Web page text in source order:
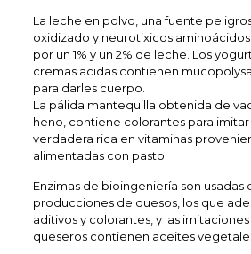
La leche en polvo, una fuente
oxidizado y neurotixicos
por un 1% y un 2% de leche. Los
cremas acidas contienen
para darles cuerpo.
La pálida mantequilla obtenida de
heno, contiene colorantes para
verdadera rica en vitaminas
alimentadas con pasto.
Enzimas de bioingeniería son usadas
producciones de quesos, los que
aditivos y colorantes, y las
queseros contienen aceites